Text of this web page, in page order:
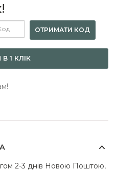
ОТРИМАТИ КОД
1 КЛІК
2-3 днів Новою Поштою,